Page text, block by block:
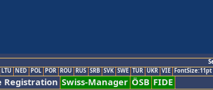
LTU NED POL POR ROU RUS SRB SVK SWE TUR UKR VIE FontSize:11pt
Registration Swiss-Manager ÖSB FIDE